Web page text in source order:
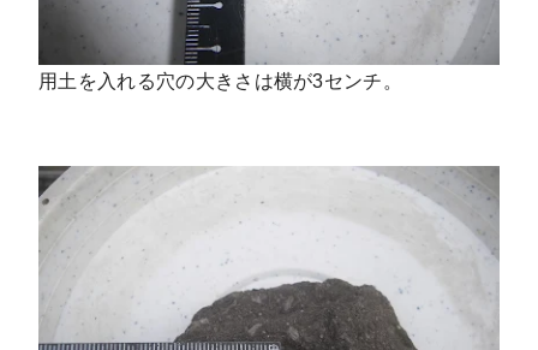
用土を入れる穴の大きさは横が3センチ。